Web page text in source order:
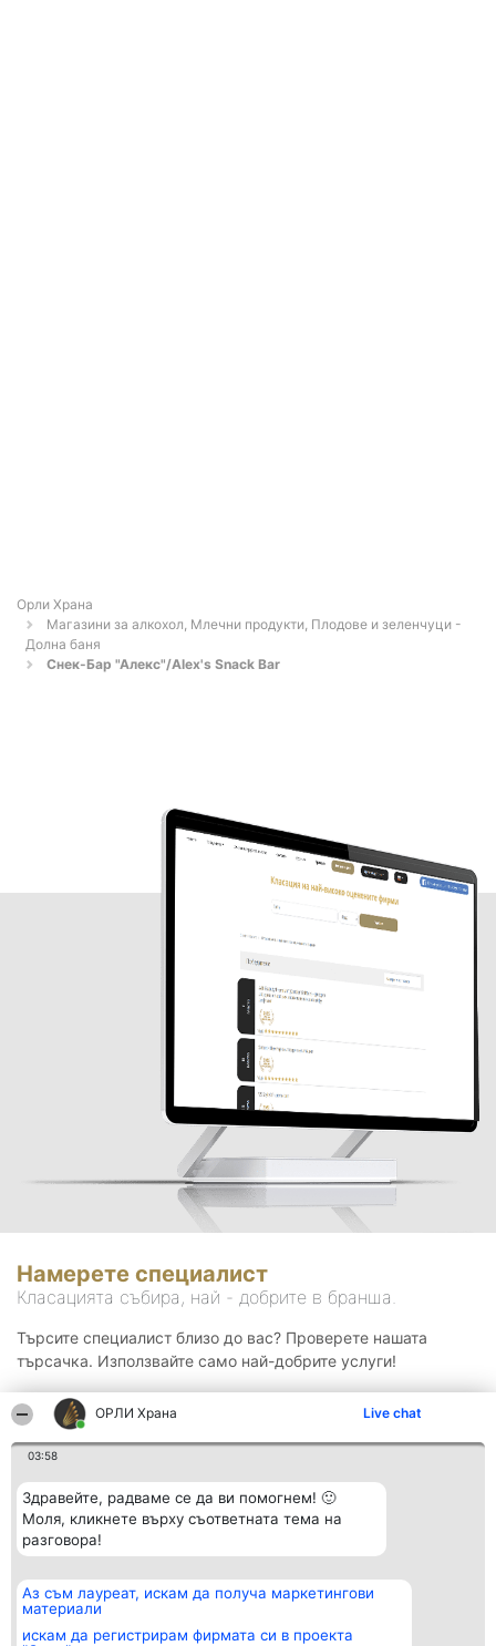
ОРЛИ Храна Live chat
03:58
Здравейте, радваме се да ви помогнем! 🙂
Моля, кликнете върху съответната тема на
разговора!
Аз съм лауреат, искам да получа маркетингови
материали
искам да регистрирам фирмата си в проекта
Орли Храна
Магазини за алкохол, Млечни продукти, Плодове и зеленчуци -
Долна баня
Снек-Бар "Алекс"/Alex's Snack Bar
Намерете специалист
Класацията събира, най - добрите в бранша.
Търсите специалист близо до вас? Проверете нашата
търсачка. Използвайте само най-добрите услуги!
Организатор на
класиране
BulevardulAleea Timișul De
Класация
всички
Контакти